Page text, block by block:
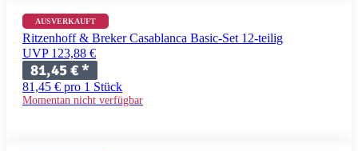
AUSVERKAUFT
Ritzenhoff & Breker Casablanca Basic-Set 12-teilig
UVP 123,88 €
81,45 €*
81,45 € pro 1 Stück
Momentan nicht verfügbar